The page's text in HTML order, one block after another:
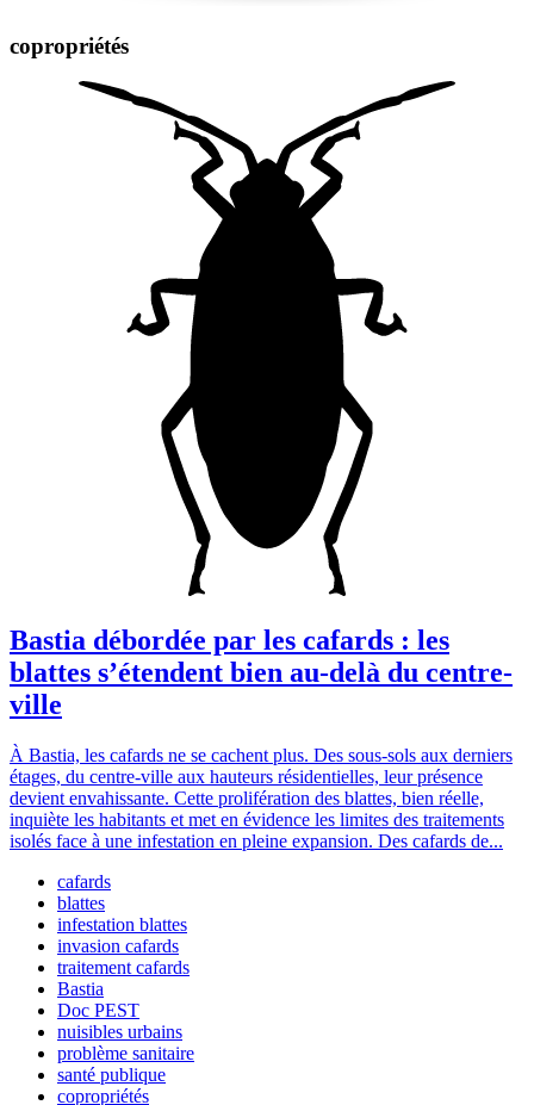
copropriétés
Bastia débordée par les cafards : les
blattes s’étendent bien au-delà du centre-
ville
À Bastia, les cafards ne se cachent plus. Des sous-sols aux derniers
étages, du centre-ville aux hauteurs résidentielles, leur présence
devient envahissante. Cette prolifération des blattes, bien réelle,
inquiète les habitants et met en évidence les limites des traitements
isolés face à une infestation en pleine expansion. Des cafards de...
cafards
blattes
infestation blattes
invasion cafards
traitement cafards
Bastia
Doc PEST
nuisibles urbains
problème sanitaire
santé publique
copropriétés